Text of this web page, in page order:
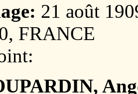
21 août
FRANCE